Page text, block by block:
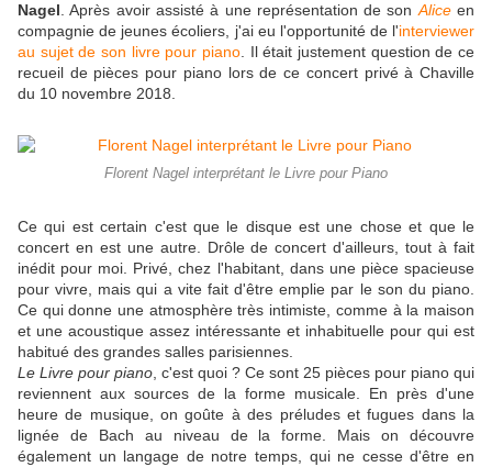
Nagel . Après avoir assisté à une représentation de son Aliceen
compagnie de jeunes écoliers, j'ai eu l'opportunité de l'interviewer
au sujet de son livre pour piano . Il était justement question de ce
recueil de pièces pour piano lors de ce concert privé à Chaville
du 10 novembre 2018.
Florent Nagel interprétant le Livre pour Piano
Ce qui est certain c'est que le disque est une chose et que le
concert en est une autre. Drôle de concert d'ailleurs, tout à fait
inédit pour moi. Privé, chez l'habitant, dans une pièce spacieuse
pour vivre, mais qui a vite fait d'être emplie par le son du piano.
Ce qui donne une atmosphère très intimiste, comme à la maison
et une acoustique assez intéressante et inhabituelle pour qui est
habitué des grandes salles parisiennes.
Le Livre pour piano , c'est quoi ? Ce sont 25 pièces pour piano qui
reviennent aux sources de la forme musicale. En près d'une
heure de musique, on goûte à des préludes et fugues dans la
lignée de Bach au niveau de la forme. Mais on découvre
également un langage de notre temps, qui ne cesse d'être en